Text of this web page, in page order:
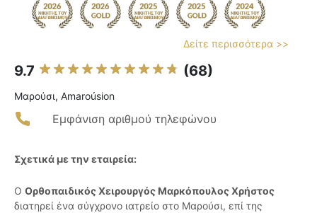
Δείτε περισσότερα >>
9.7 (68)
Μαρούσι, Amaroúsion
Εμφάνιση αριθμού τηλεφώνου
Σχετικά με την εταιρεία:
Ο Ορθοπαιδικός Χειρουργός Μαρκόπουλος Χρήστος
διατηρεί ένα σύγχρονο ιατρείο στο Μαρούσι, επί της